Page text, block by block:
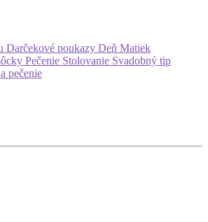
Darčekové poukazy Deň Matiek
Pečenie Stolovanie Svadobný tip
pečenie